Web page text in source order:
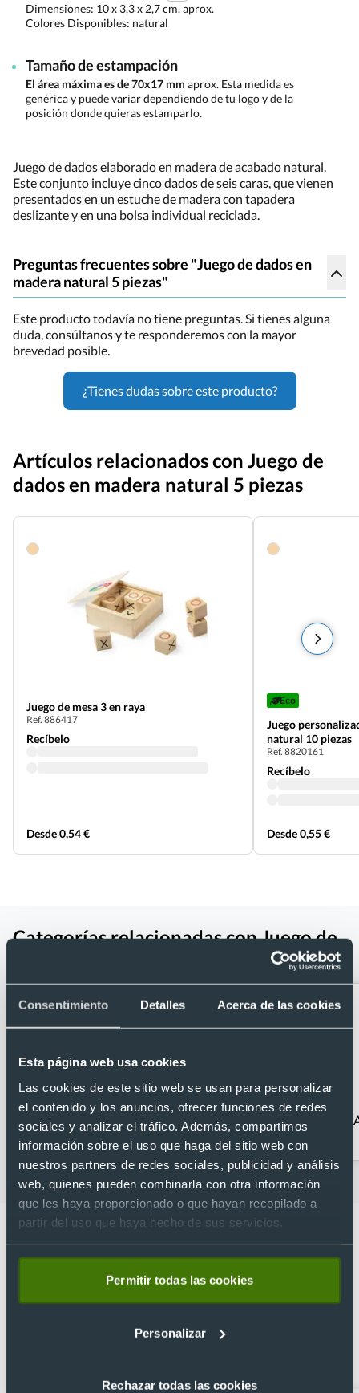
Consentimiento Detalles Acerca de las cookies
Esta página web usa cookies
Las cookies de este sitio web se usan para personalizar
el contenido y los anuncios, ofrecer funciones de redes
sociales y analizar el tráfico. Además, compartimos
información sobre el uso que haga del sitio web con
nuestros partners de redes sociales, publicidad y análisis
web, quienes pueden combinarla con otra información
que les haya proporcionado o que hayan recopilado a
partir del uso que haya hecho de sus servicios.
Permitir todas las cookies
Personalizar
Rechazar todas las cookies
Dimensiones: 10 x 3,3 x 2,7 cm. aprox.
Colores Disponibles: natural
Tamaño de estampación
El área máxima es de 70x17 mm aprox. Esta medida es
genérica y puede variar dependiendo de tu logo y de la
posición donde quieras estamparlo.
Juego de dados elaborado en madera de acabado natural.
Este conjunto incluye cinco dados de seis caras, que vienen
presentados en un estuche de madera con tapadera
deslizante y en una bolsa individual reciclada.
Preguntas frecuentes sobre "Juego de dados en
madera natural 5 piezas"
Este producto todavía no tiene preguntas. Si tienes alguna
duda, consúltanos y te responderemos con la mayor
brevedad posible.
¿Tienes dudas sobre este producto?
Artículos relacionados con Juego de
dados en madera natural 5 piezas
Juego de mesa 3 en raya
Ref. 886417
Recíbelo
Desde 0,54 €
Eco
Juego
natural 10 piezas
Ref. 8820161
Recíbelo
Desde 0,55 €
Categorías relacionadas con Juego de
dados en madera natural 5 piezas
Acampada
Accesorios para
bicicletas baratos